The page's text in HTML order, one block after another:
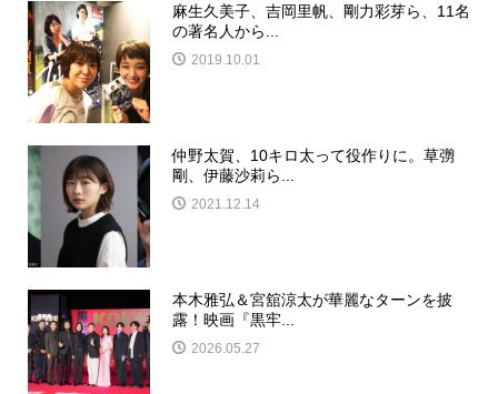
麻生久美子、吉岡里帆、剛力彩芽ら、11名
の著名人から...
2019.10.01
仲野太賀、10キロ太って役作りに。草彅
剛、伊藤沙莉ら...
2021.12.14
本木雅弘＆宮舘涼太が華麗なターンを披
露！映画『黒牢...
2026.05.27